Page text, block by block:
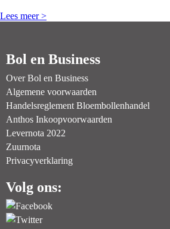
Lees meer >
Bol en Business
Over Bol en Business
Algemene voorwaarden
Handelsreglement Bloembollenhandel
Anthos Inkoopvoorwaarden
Levernota 2022
Zuurnota
Privacyverklaring
Volg ons: